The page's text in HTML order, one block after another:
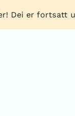
Dei er fortsatt